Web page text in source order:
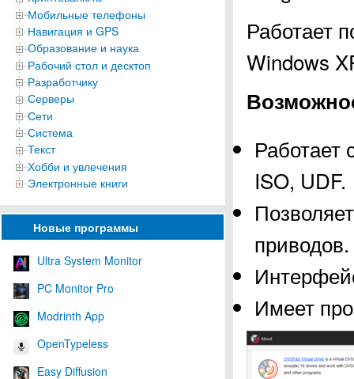
Мобильные телефоны
Навигация и GPS
Образование и наука
Рабочий стол и десктоп
Разработчику
Серверы
Сети
Система
Текст
Хобби и увлечения
Электронные книги
Новые программы
Ultra System Monitor
PC Monitor Pro
Modrinth App
OpenTypeless
Easy Diffusion
Работает
Windows
Работает
ISO, UDF.
приводов.
Имеет